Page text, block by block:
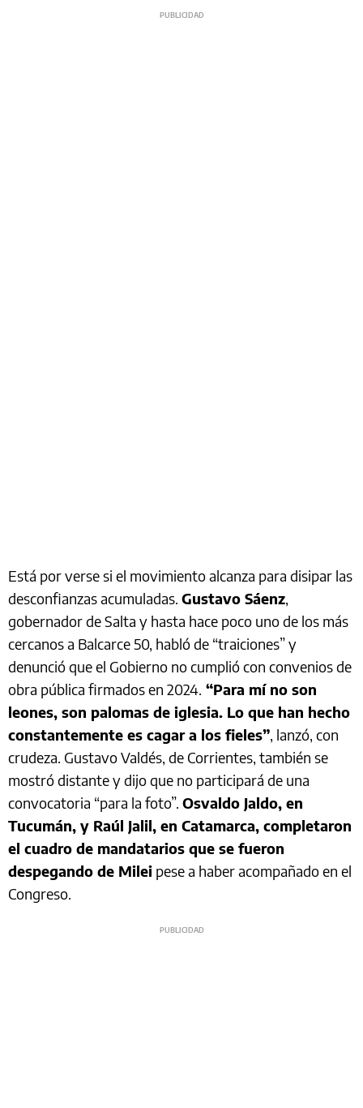
Está por verse si el movimiento alcanza para disipar las
desconfianzas acumuladas. Gustavo Sáenz,
gobernador de Salta y hasta hace poco uno de los más
cercanos a Balcarce 50, habló de “traiciones” y
denunció que el Gobierno no cumplió con convenios de
obra pública firmados en 2024. “Para mí no son
leones, son palomas de iglesia. Lo que han hecho
constantemente es cagar a los fieles”, lanzó, con
crudeza. Gustavo Valdés, de Corrientes, también se
mostró distante y dijo que no participará de una
convocatoria “para la foto”. Osvaldo Jaldo, en
Tucumán, y Raúl Jalil, en Catamarca, completaron
el cuadro de mandatarios que se fueron
despegando de Milei pese a haber acompañado en el
Congreso.